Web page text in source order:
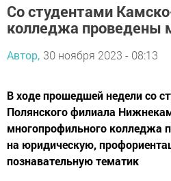
Со студентами
колледжа проведены
Автор, 30 ноября 2023 - 08:13
В ходе прошедшей недели со
Полянского филиала
многопрофильного колледжа
на юридическую,
познавательную тематик